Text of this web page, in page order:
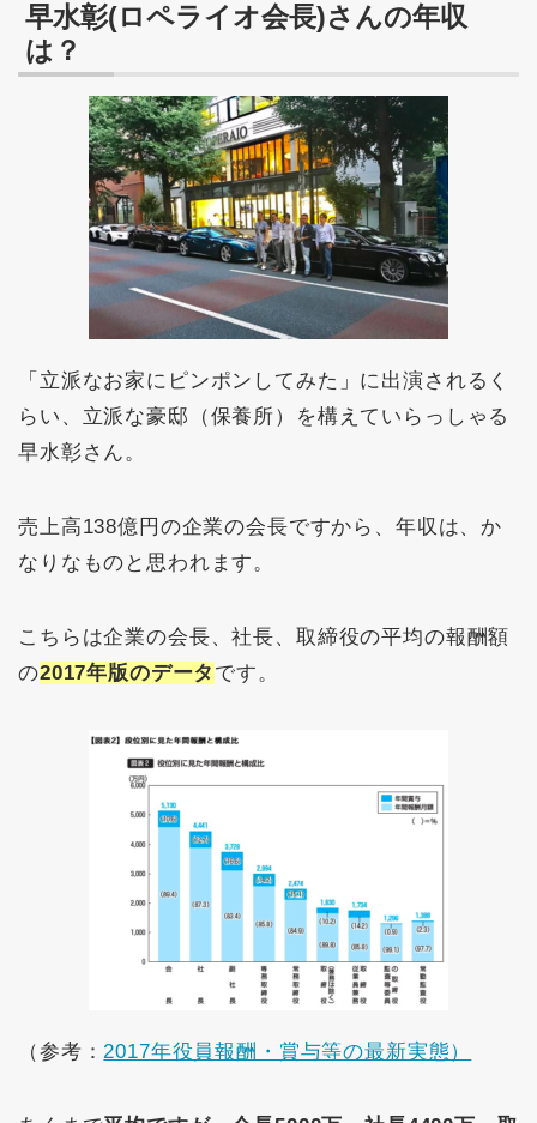
早水彰(ロペライオ会長)さんの年収
は？
「立派なお家にピンポンしてみた」に出演されるく
らい、立派な豪邸（保養所）を構えていらっしゃる
早水彰さん。
売上高138億円の企業の会長ですから、年収は、か
なりなものと思われます。
こちらは企業の会長、社長、取締役の平均の報酬額
の2017年版のデータ です。
（参考：2017年役員報酬・賞与等の最新実態）